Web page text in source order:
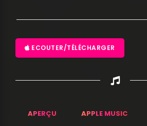
ECOUTER/TÉLÉCHARGER
APERÇU APPLE MUSIC